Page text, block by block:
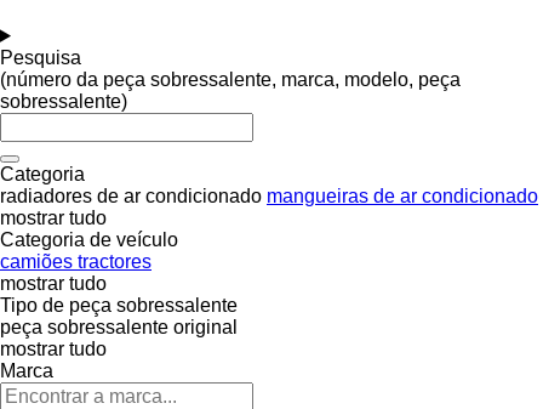
Pesquisa
(número da peça sobressalente, marca, modelo, peça
sobressalente)
Categoria
radiadores de ar condicionado mangueiras de ar condicionado
mostrar tudo
Categoria de veículo
camiões tractores
mostrar tudo
Tipo de peça sobressalente
peça sobressalente original
mostrar tudo
Marca